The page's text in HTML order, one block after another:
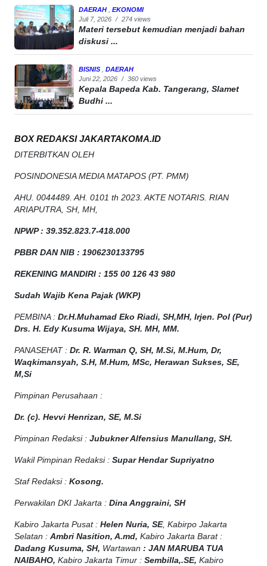
DAERAH
EKONOMI
Juli 7, 2026 / 274 views
Materi tersebut kemudian menjadi bahan
diskusi ...
BISNIS
DAERAH
Juni 22, 2026 / 360 views
Kepala Bapeda Kab. Tangerang, Slamet
Budhi ...
BOX REDAKSI JAKARTAKOMA.ID
DITERBITKAN OLEH
POSINDONESIA MEDIA MATAPOS (PT. PMM)
AHU. 0044489. AH. 0101 th 2023. AKTE NOTARIS. RIAN
ARIAPUTRA, SH, MH,
NPWP: 39.352.823.7-418.000
PBBR DAN NIB : 1906230133795
REKENING MANDIRI : 155 00 126 43 980
Sudah Wajib Kena Pajak (WKP)
PEMBINA : Dr.H.Muhamad Eko Riadi, SH,MH, Irjen. Pol (Pur)
Drs. H. Edy Kusuma Wijaya, SH. MH, MM.
PANASEHAT : Dr. R. Warman Q, SH, M.Si, M.Hum, Dr,
Waqkimansyah, S.H, M.Hum, MSc, Herawan Sukses, SE,
M,Si
Pimpinan Perusahaan :
Dr. (c). Hevvi Henrizan, SE, M.Si
Pimpinan Redaksi : Jubukner Alfensius Manullang, SH.
Wakil Pimpinan Redaksi : Supar Hendar Supriyatno
Staf Redaksi : Kosong.
Perwakilan DKI Jakarta : Dina Anggraini, SH
Kabiro Jakarta Pusat : Helen Nuria, SE, Kabirpo Jakarta
Selatan : Ambri Nasition, A.md, Kabiro Jakarta Barat :
Dadang Kusuma, SH, Wartawan : JAN MARUBA TUA
NAIBAHO, Kabiro Jakarta Timur : Sembilla,.SE, Kabiro